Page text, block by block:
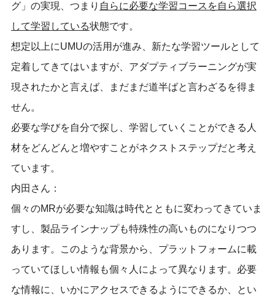
グ」の実現、つまり 自らに必要な学習コースを自ら選択
して学習している状態です。
想定以上にUMUの活用が進み、新たな学習ツールとして
定着してきてはいますが、アダプティブラーニングが実
現されたかと言えば、まだまだ道半ばと言わざるを得ま
せん。
必要な学びを自分で探し、学習していくことができる人
材をどんどんと増やすことがネクストステップだと考え
ています。
内田さん：
個々のMRが必要な知識は時代とともに変わってきていま
すし、製品ラインナップも特殊性の高いものになりつつ
あります。このような背景から、プラットフォームに載
っていてほしい情報も個々人によって異なります。必要
な情報に、いかにアクセスできるようにできるか、とい